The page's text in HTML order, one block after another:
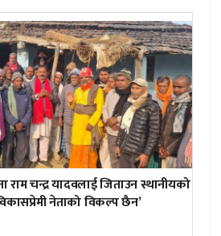
राम चन्द्र यादवलाई जिताउन स्थानीयको
नेताको विकल्प छैन’